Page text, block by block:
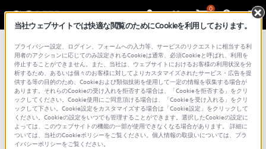
0
総合サポート・お問い合わせ ショットガンマイクロホン
当社ウェブサイトでは快適な閲覧のためにCookieを利用しております。
プライバシー設定、ログイン、フォームへの入力等、サービスのリクエストに相当する利
用者のアクションに応じてのみ設定されるCookieは通常、必須Cookieと呼ばれ、利用を
停止することができません。また、当社は、ウェブサイトにおけるお客様の利用状況を分
析するため、あるいは個々のお客様に対してよりカスタマイズされたサービス・広告を提
供する等の目的のため、Cookieおよび類似技術を使用して一定の情報を収集する場合が
あります。それらのCookieの受け入れを拒否する場合は、「Cookieを拒否する」をクリ
ックしてください。Cookie使用にご同意頂ける場合は、「Cookieを受け入れる」をクリ
ックして下さい。Cookie設定をカスタマイズする場合は「Cookie設定」をクリックして
ください。Cookieの設定をいつでも管理することができます。選択したCookieの設定に
よっては、このウェブサイトの機能の一部が使用できなくなる場合があります。 詳細に
ついては、当社のCookieポリシーをご覧ください。個人情報の取扱いについては、プラ
イバシーポリシーをご覧ください。